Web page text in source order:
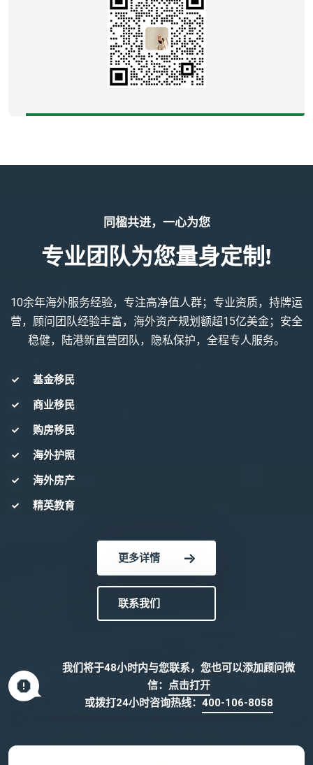
同楹共进，一心为您
专业团队为您量身定制!
10余年海外服务经验，专注高净值人群；专业资质，持牌运
营，顾问团队经验丰富，海外资产规划额超15亿美金；安全
稳健，陆港新直营团队，隐私保护，全程专人服务。
基金移民
商业移民
购房移民
海外护照
海外房产
精英教育
更多详情
联系我们
我们将于48小时内与您联系，您也可以添加顾问微
信： 点击打开
或拨打24小时咨询热线： 400-106-8058